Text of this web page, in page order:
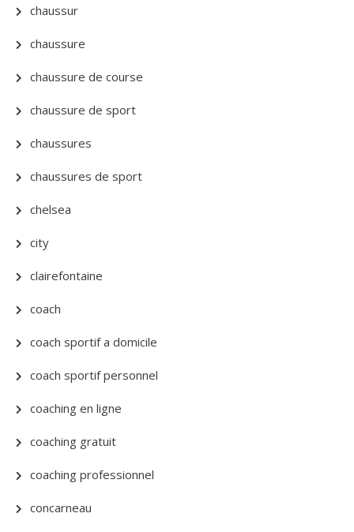
chaussur
chaussure
chaussure de course
chaussure de sport
chaussures
chaussures de sport
chelsea
city
clairefontaine
coach
coach sportif a domicile
coach sportif personnel
coaching en ligne
coaching gratuit
coaching professionnel
concarneau